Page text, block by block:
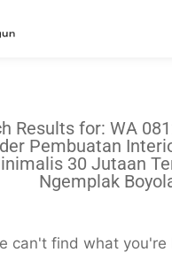
Results for: WA
Pembuatan
30 Jutaan
Ngemplak
can't find what you're